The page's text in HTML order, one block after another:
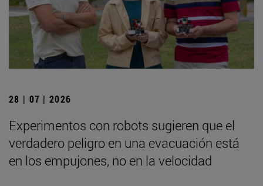
28 | 07 | 2026
Experimentos con robots sugieren que el
verdadero peligro en una evacuación está
en los empujones, no en la velocidad